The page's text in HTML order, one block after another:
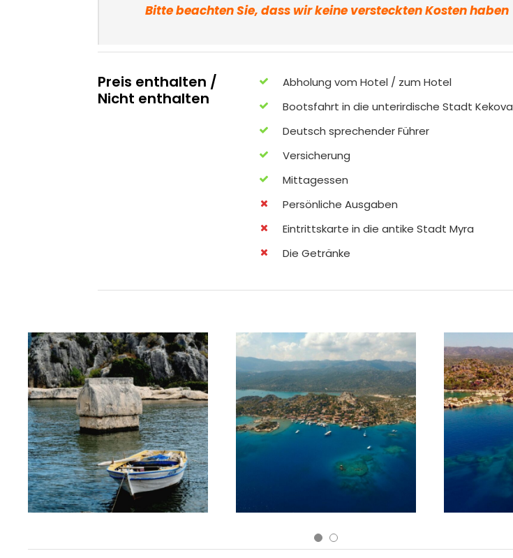
Bitte beachten Sie, dass wir keine versteckten Kosten haben
Preis enthalten /
Nicht enthalten
Abholung vom Hotel / zum Hotel
Bootsfahrt in die unterirdische Stadt Kekova
Deutsch sprechender Führer
Versicherung
Mittagessen
Persönliche Ausgaben
Eintrittskarte in die antike Stadt Myra
Die Getränke